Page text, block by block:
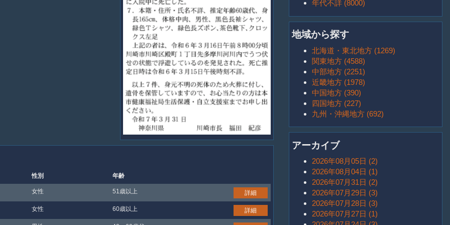
性別 年齢
女性 51歳以上 詳細
女性 60歳以上 詳細
年代不詳 (8000)
地域から探す
北海道・東北地方 (1269)
関東地方 (4588)
中部地方 (2251)
近畿地方 (1978)
中国地方 (390)
四国地方 (227)
九州・沖縄地方 (692)
アーカイブ
2026年08月05日 (2)
2026年08月04日 (1)
2026年07月31日 (2)
2026年07月29日 (3)
2026年07月28日 (3)
2026年07月27日 (1)